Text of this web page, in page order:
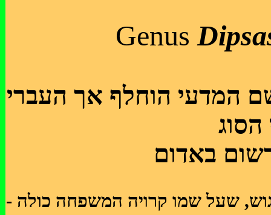
Genus
המדעי הוחלף אך העברי
הסוג
באדום
הגוש, שעל שמו קרויה המשפחה כולה -